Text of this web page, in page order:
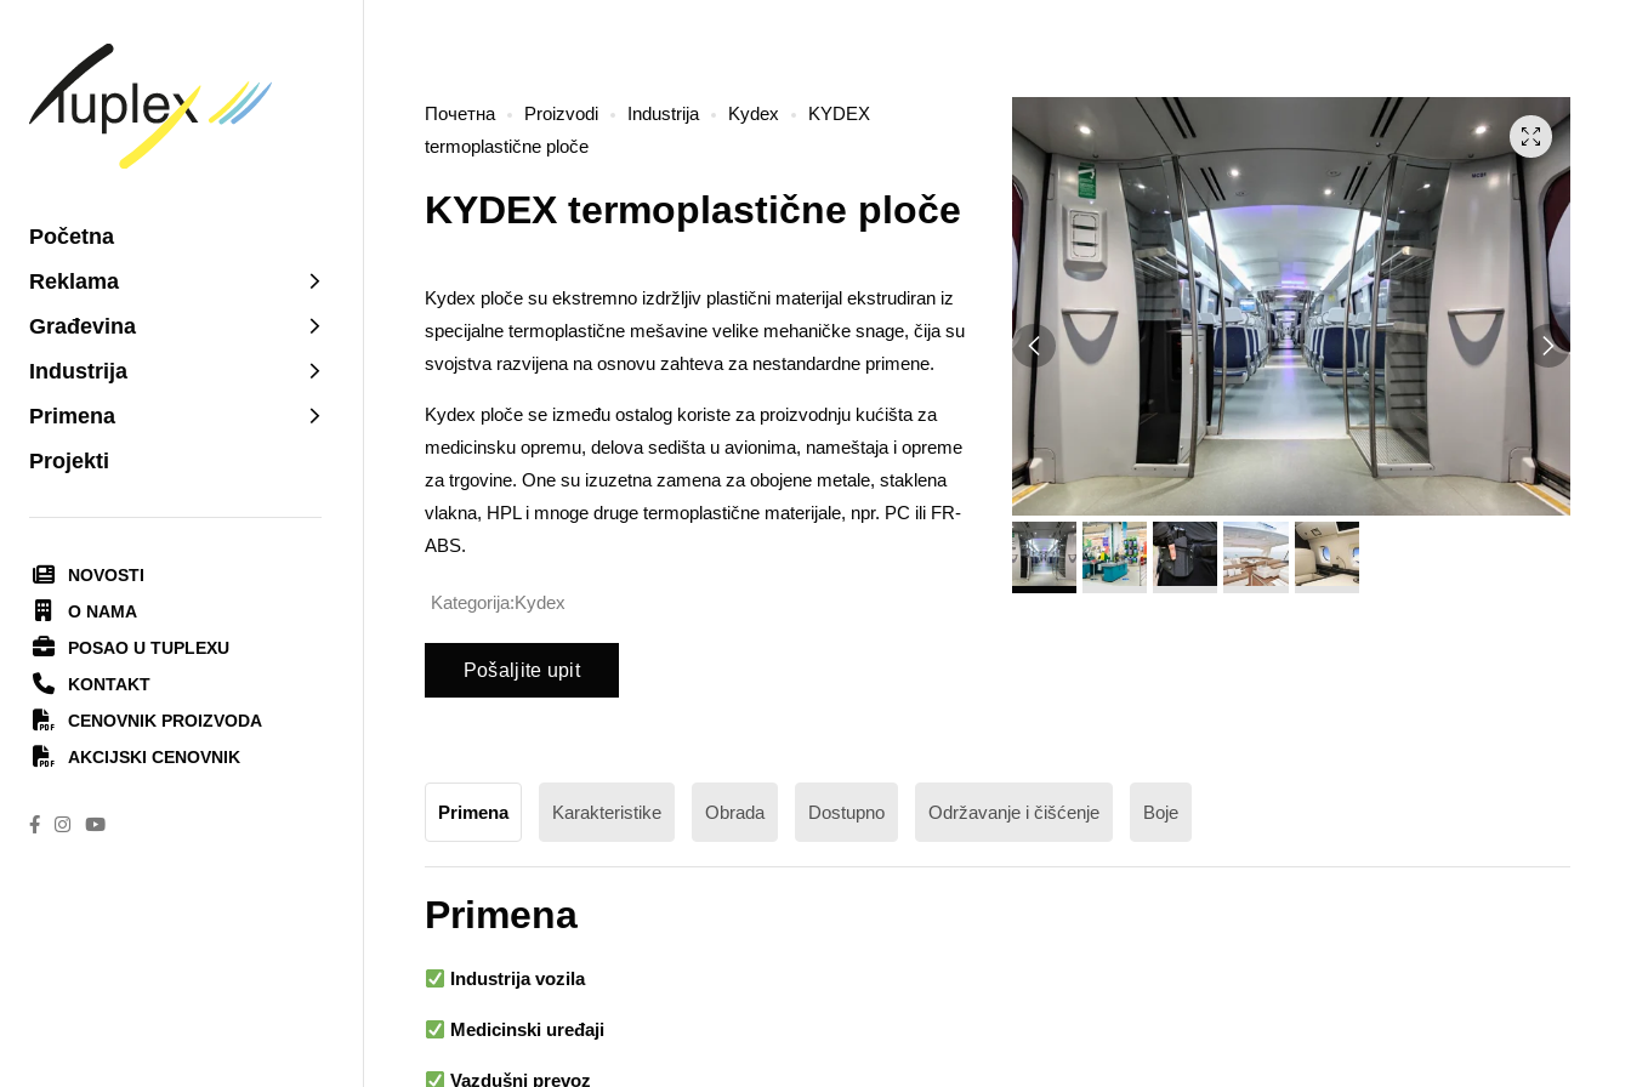
Početna
Reklama
Građevina
Industrija
Primena
Projekti
NOVOSTI
O NAMA
POSAO U TUPLEXU
KONTAKT
CENOVNIK PROIZVODA
AKCIJSKI CENOVNIK
Почетна Proizvodi Industrija Kydex
KYDEX
termoplastične ploče
KYDEX termoplastične ploče
Kydex ploče su ekstremno izdržljiv plastični materijal ekstrudiran iz
specijalne termoplastične mešavine velike mehaničke snage, čija su
svojstva razvijena na osnovu zahteva za nestandardne primene.
Kydex ploče se između ostalog koriste za proizvodnju kućišta za
medicinsku opremu, delova sedišta u avionima, nameštaja i opreme
za trgovine. One su izuzetna zamena za obojene metale, staklena
vlakna, HPL i mnoge druge termoplastične materijale, npr. PC ili FR-
ABS.
Kategorija:Kydex
Pošaljite upit
Primena Karakteristike Obrada Dostupno Održavanje i čišćenje Boje
Primena
Industrija vozila
Medicinski uređaji
Vazdušni prevoz